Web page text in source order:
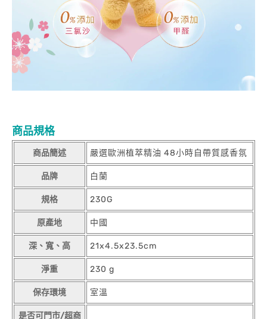
商品規格
商品簡述 嚴選歐洲植萃精油 48小時自帶質感香氛
品牌 白蘭
規格 230G
原產地 中國
深、寬、高 21x4.5x23.5cm
淨重 230 g
保存環境 室溫
是否可門市/超商